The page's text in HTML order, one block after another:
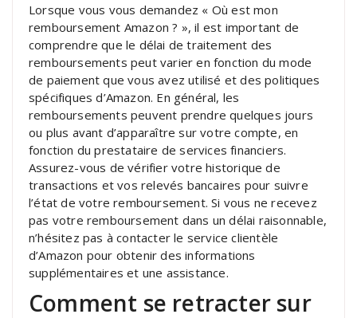
Lorsque vous vous demandez « Où est mon
remboursement Amazon ? », il est important de
comprendre que le délai de traitement des
remboursements peut varier en fonction du mode
de paiement que vous avez utilisé et des politiques
spécifiques d’Amazon. En général, les
remboursements peuvent prendre quelques jours
ou plus avant d’apparaître sur votre compte, en
fonction du prestataire de services financiers.
Assurez-vous de vérifier votre historique de
transactions et vos relevés bancaires pour suivre
l’état de votre remboursement. Si vous ne recevez
pas votre remboursement dans un délai raisonnable,
n’hésitez pas à contacter le service clientèle
d’Amazon pour obtenir des informations
supplémentaires et une assistance.
Comment se retracter sur